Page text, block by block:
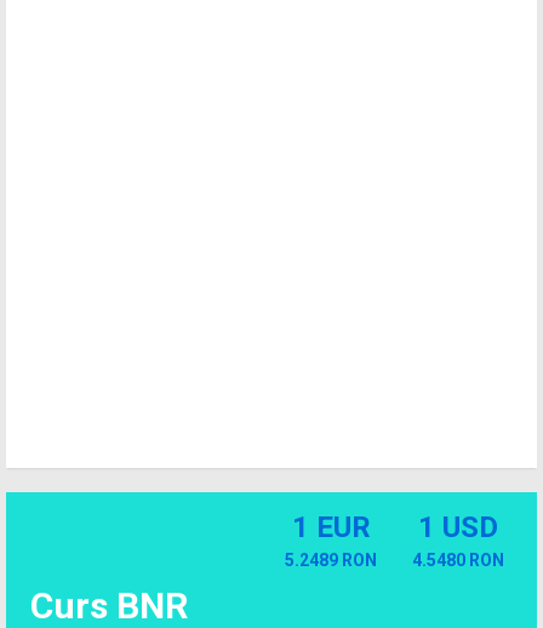
Curs BNR
1 EUR
5.2489 RON
1 USD
4.5480 RON